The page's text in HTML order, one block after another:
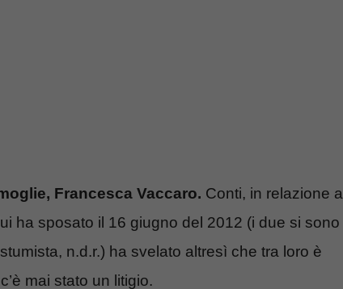
Francesca Vaccaro. Conti, in relazione a
ha sposato il 16 giugno del 2012 (i due si sono
n.d.r.) ha svelato altresì che tra loro è
mai stato un litigio.